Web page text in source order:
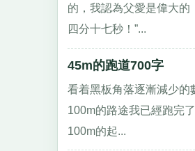
的，我認為父愛是偉大的
四分十七秒！”...
45m的跑道700字
看着黑板角落逐漸減少
100m的路途我已經跑完
100m的起...